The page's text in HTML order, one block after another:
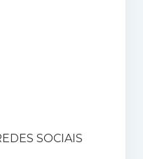
SOCIAIS